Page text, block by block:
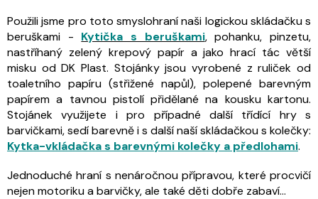
Použili jsme pro toto smyslohraní naši logickou skládačku s
beruškami - Kytička s beruškami, pohanku, pinzetu,
nastříhaný zelený krepový papír a jako hrací tác větší
misku od DK Plast. Stojánky jsou vyrobené z ruliček od
toaletního papíru (střižené napůl), polepené barevným
papírem a tavnou pistolí přidělané na kousku kartonu.
Stojánek využijete i pro případné další třídící hry s
barvičkami, sedí barevně i s další naší skládačkou s kolečky:
Kytka-vkládačka s barevnými kolečky a předlohami.
Jednoduché hraní s nenáročnou přípravou, které procvičí
nejen motoriku a barvičky, ale také děti dobře zabaví...